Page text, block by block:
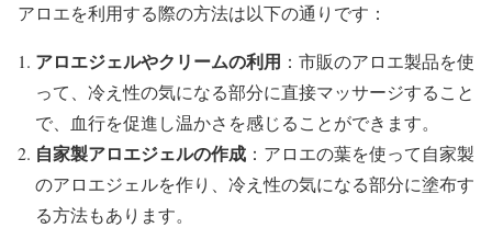
アロエを利用する際の方法は以下の通りです：
アロエジェルやクリームの利用 ：市販のアロエ製品を使
って、冷え性の気になる部分に直接マッサージすること
で、血行を促進し温かさを感じることができます。
自家製アロエジェルの作成 ：アロエの葉を使って自家製
のアロエジェルを作り、冷え性の気になる部分に塗布す
る方法もあります。